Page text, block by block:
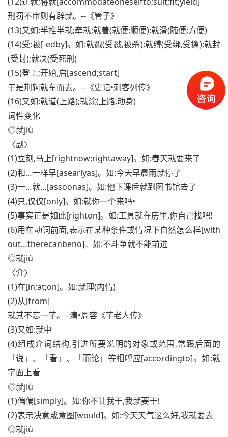
刑罚不审则有辟就。--《管子》
(13)又如:半推半就;牵就;就着(就便;顺便);就滑(随便;方便)
(14)受;被[-edby]。如:就戮(受戮,被杀);就缚(受绑,受擒);就封
(受封);就决(受死刑)
(15)登上;开始,启[ascend;start]
于是荆轲就车而去。--《史记•刺客列传》
(16)又如:就道(上路);就涂(上路,动身)
词性变化
◎就jiù
〈副〉
(1)立刻,马上[rightnow;rightaway]。如:春天就要来了
(2)和…一样早[asearlyas]。如:今天早晨雨就停了
(3)一…就…[assoonas]。如:他下课后就到图书馆去了
(4)只,仅仅[only]。如:就你一个来吗•
(5)事实正是如此[righton]。如:工具就在房里,你自己找吧!
(6)用在动词前面,表示在某种条件或情况下自然怎么样[with
out…therecanbeno]。如:不斗争就不能前进
◎就jiù
〈介〉
(1)在[in;at;on]。如:就理(内情)
(2)从[from]
就其不忘一芋。--清•周容《芋老人传》
(3)又如:就中
(4)组成介词结构,引进所要说明的对象或范围,常跟后面的
「说」、「看」、「而论」等相呼应[accordingto]。如:就
字面上看
◎就jiù
(1)偏偏[simply]。如:你不让我干,我就要干!
(2)表示决意或意图[would]。如:今天天气这么好,我就要去
◎就jiù